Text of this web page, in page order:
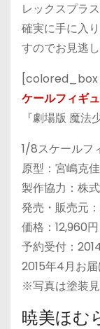
レックスプラ
確実に手に入
すのでお見逃
ケールフィギ
『劇場版 魔
1/8スケールフ
原型：宮嶋克佳
製作協力：株
発売・販売元
価格：12,960円
予約受付：
2015年4月お
※写真は塗装
暁美ほむ